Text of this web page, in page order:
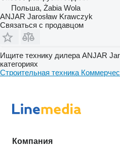
Польша, Żabia Wola
ANJAR Jarosław Krawczyk
Связаться с продавцом
Ищите технику дилера ANJAR
категориях
Строительная техника
Компания